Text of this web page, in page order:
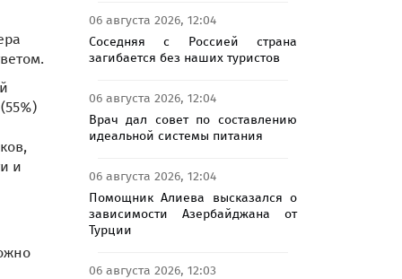
и
06 августа 2026, 12:04
Соседняя с Россией страна
загибается без наших туристов
06 августа 2026, 12:04
Врач дал совет по составлению
идеальной системы питания
06 августа 2026, 12:04
Помощник Алиева высказался о
зависимости Азербайджана от
Турции
06 августа 2026, 12:03